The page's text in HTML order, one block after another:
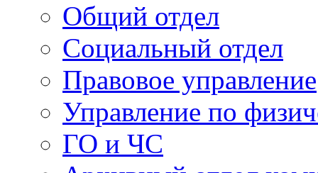
Общий отдел
Социальный отдел
Правовое управление
Управление по
ГО и ЧС